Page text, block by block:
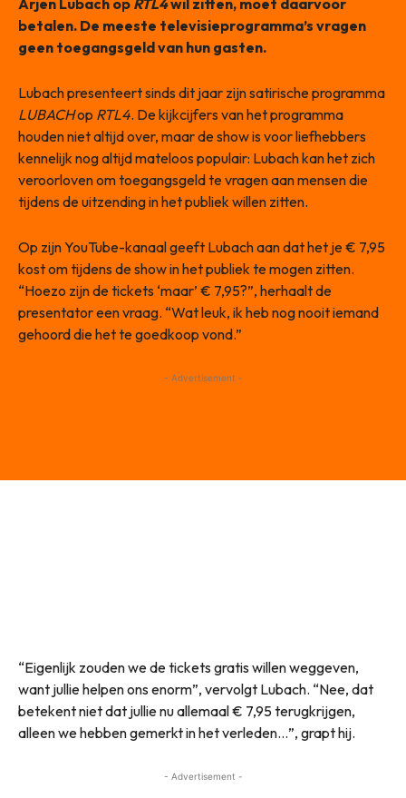
Arjen Lubach op RTL4wil zitten, moet daarvoor
betalen. De meeste televisieprogramma’s vragen
geen toegangsgeld van hun gasten.
Lubach presenteert sinds dit jaar zijn satirische programma
LUBACHop RTL4. De kijkcijfers van het programma
houden niet altijd over, maar de show is voor liefhebbers
kennelijk nog altijd mateloos populair: Lubach kan het zich
veroorloven om toegangsgeld te vragen aan mensen die
tijdens de uitzending in het publiek willen zitten.
Op zijn YouTube-kanaal geeft Lubach aan dat het je € 7,95
kost om tijdens de show in het publiek te mogen zitten.
“Hoezo zijn de tickets ‘maar’ € 7,95?”, herhaalt de
presentator een vraag. “Wat leuk, ik heb nog nooit iemand
gehoord die het te goedkoop vond.”
- Advertisement -
“Eigenlijk zouden we de tickets gratis willen weggeven,
want jullie helpen ons enorm”, vervolgt Lubach. “Nee, dat
betekent niet dat jullie nu allemaal € 7,95 terugkrijgen,
alleen we hebben gemerkt in het verleden…”, grapt hij.
- Advertisement -